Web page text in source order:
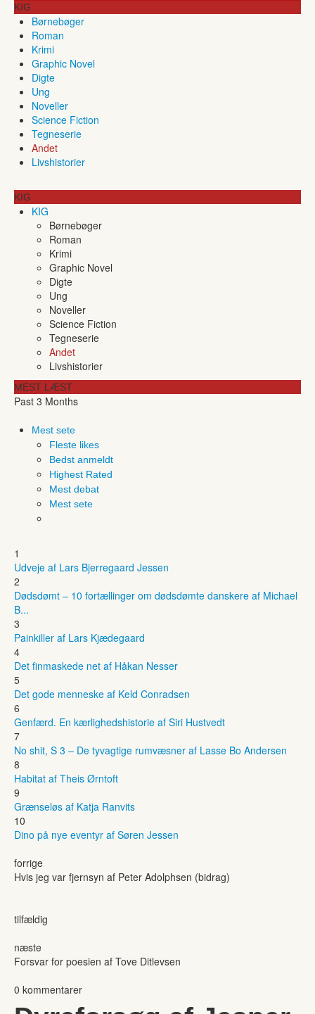
KIG
Børnebøger
Roman
Krimi
Graphic Novel
Digte
Ung
Noveller
Science Fiction
Tegneserie
Andet
Livshistorier
KIG
KIG
Børnebøger
Roman
Krimi
Graphic Novel
Digte
Ung
Noveller
Science Fiction
Tegneserie
Andet
Livshistorier
MEST LÆST
Past 3 Months
Mest sete
Fleste likes
Bedst anmeldt
Highest Rated
Mest debat
Mest sete
1
Udveje af Lars Bjerregaard Jessen
2
Dødsdømt – 10 fortællinger om dødsdømte danskere af Michael
B...
3
Painkiller af Lars Kjædegaard
4
Det finmaskede net af Håkan Nesser
5
Det gode menneske af Keld Conradsen
6
Genfærd. En kærlighedshistorie af Siri Hustvedt
7
No shit, S 3 – De tyvagtige rumvæsner af Lasse Bo Andersen
8
Habitat af Theis Ørntoft
9
Grænseløs af Katja Ranvits
10
Dino på nye eventyr af Søren Jessen
forrige
Hvis jeg var fjernsyn af Peter Adolphsen (bidrag)
tilfældig
næste
Forsvar for poesien af Tove Ditlevsen
0 kommentarer